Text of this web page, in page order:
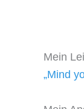
Mein
„Mind